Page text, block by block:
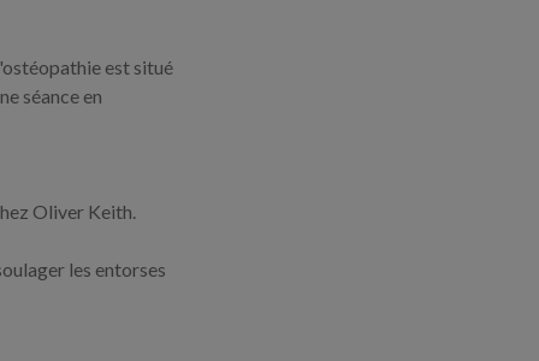
est situé
séance en
Oliver Keith.
les entorses